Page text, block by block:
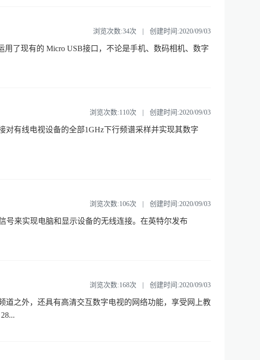
浏览次数:34次 | 创建时间:2020/09/03
了现有的 Micro USB接口，不论是手机、数码相机、数字
浏览次数:110次 | 创建时间:2020/09/03
有线电视设备的全部1GHz下行频谱采样并实现其数字
浏览次数:106次 | 创建时间:2020/09/03
号来实现电脑和显示设备的无线连接。在英特尔发布
浏览次数:168次 | 创建时间:2020/09/03
之外，还具有高清交互数字电视的网络功能，享受网上教